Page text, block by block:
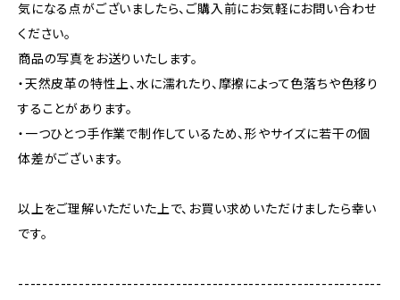
気になる点がございましたら、ご購入前にお気軽にお問い合わせ
ください。
商品の写真をお送りいたします。
・天然皮革の特性上、水に濡れたり、摩擦によって色落ちや色移り
することがあります。
・一つひとつ手作業で制作しているため、形やサイズに若干の個
体差がございます。
以上をご理解いただいた上で、お買い求めいただけましたら幸い
です。
------------------------------------------------------------